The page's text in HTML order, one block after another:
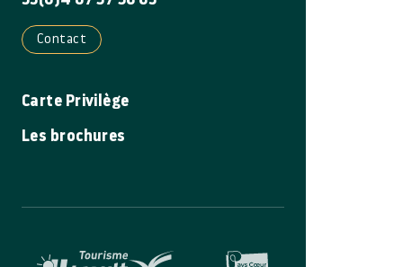
Contact
Carte Privilège
Les brochures